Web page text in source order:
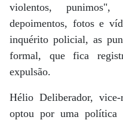
violentos,
depoimentos, fotos e
inquérito policial, as
formal, que fica
expulsão.
Hélio Deliberador,
optou por uma política